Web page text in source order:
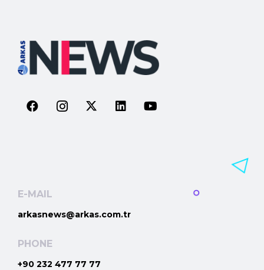
E-MAIL
arkasnews@arkas.com.tr
PHONE
+90 232 477 77 77